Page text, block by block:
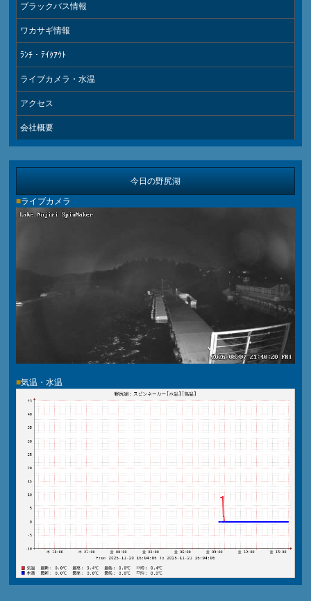
ブラックバス情報
ワカサギ情報
ﾗﾝﾁ・ﾃｲｸｱｳﾄ
ライブカメラ・水温
アクセス
会社概要
今日の野尻湖
■ライブカメラ
■気温・水温